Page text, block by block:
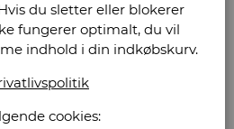
du sletter eller blokerer
fungerer optimalt, du vil
indhold i din indkøbskurv.
cookies: